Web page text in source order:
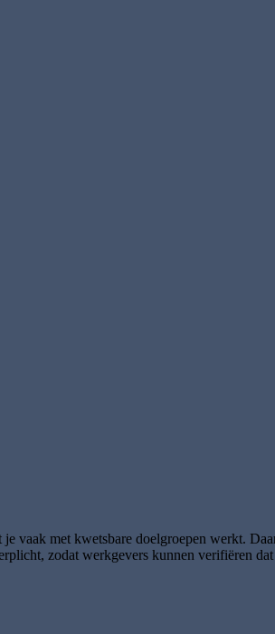
vaak met kwetsbare doelgroepen werkt.
zodat werkgevers kunnen verifiëren